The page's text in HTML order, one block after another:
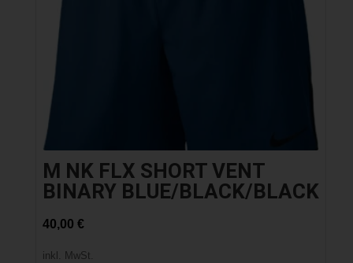
M NK FLX SHORT VENT
BINARY BLUE/BLACK/BLACK
40,00 €
inkl. MwSt.